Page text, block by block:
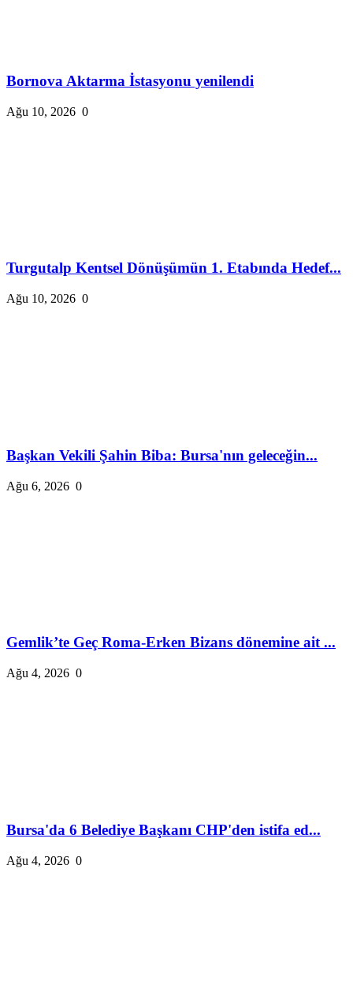
Bornova Aktarma İstasyonu yenilendi
Ağu 10, 2026 0
Turgutalp Kentsel Dönüşümün 1. Etabında Hedef...
Ağu 10, 2026 0
Başkan Vekili Şahin Biba: Bursa'nın geleceğin...
Ağu 6, 2026 0
Gemlik’te Geç Roma-Erken Bizans dönemine ait ...
Ağu 4, 2026 0
Bursa'da 6 Belediye Başkanı CHP'den istifa ed...
Ağu 4, 2026 0